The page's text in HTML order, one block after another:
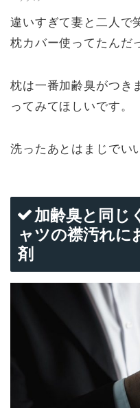
違いすぎて妻と二人で
枕カバー使ってたんだ
枕は一番加齢臭がつき
ってみてほしいです。
洗ったあとはまじでい
加齢臭と同じ
ャツの襟汚れに
剤